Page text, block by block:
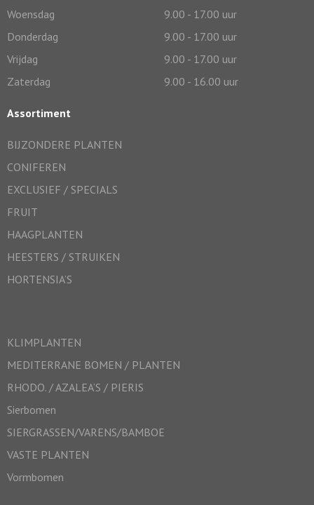
Woensdag
9.00 - 17.00 uur
Donderdag
9.00 - 17.00 uur
Vrijdag
9.00 - 17.00 uur
Zaterdag
9.00 - 16.00 uur
Assortiment
BIJZONDERE PLANTEN
CONIFEREN
EXCLUSIEF / SPECIALS
FRUIT
HAAGPLANTEN
HEESTERS / STRUIKEN
HORTENSIA’S
KLIMPLANTEN
MEDITERRANE BOMEN / PLANTEN
RHODO. / AZALEA’S / PIERIS
Sierbomen
SIERGRASSEN/VARENS/BAMBOE
VASTE PLANTEN
Vormbomen